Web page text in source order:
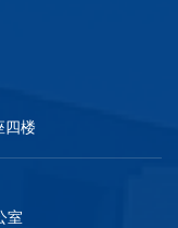
四楼
室